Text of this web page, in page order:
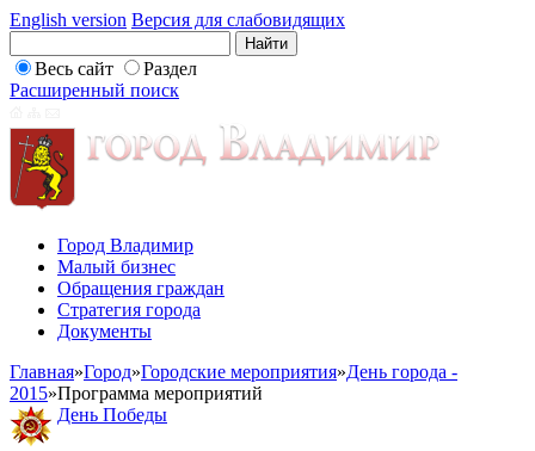
English version Версия для слабовидящих
Весь сайт
Раздел
Расширенный поиск
Город Владимир
Малый бизнес
Обращения граждан
Стратегия города
Документы
Главная»Город»Городские мероприятия»День города -
2015»Программа мероприятий
День Победы